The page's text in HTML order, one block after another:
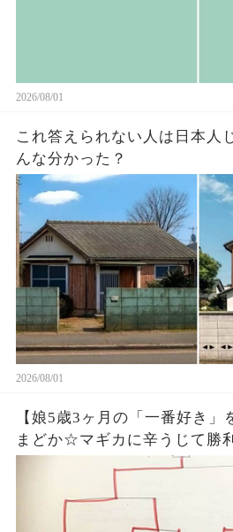
2026/08/01
これ答えられない人は日本人
んな分かった？
2026/08/01
【娘5歳3ヶ月の「一番好き」
まどか☆マギカに辛うじて勝利